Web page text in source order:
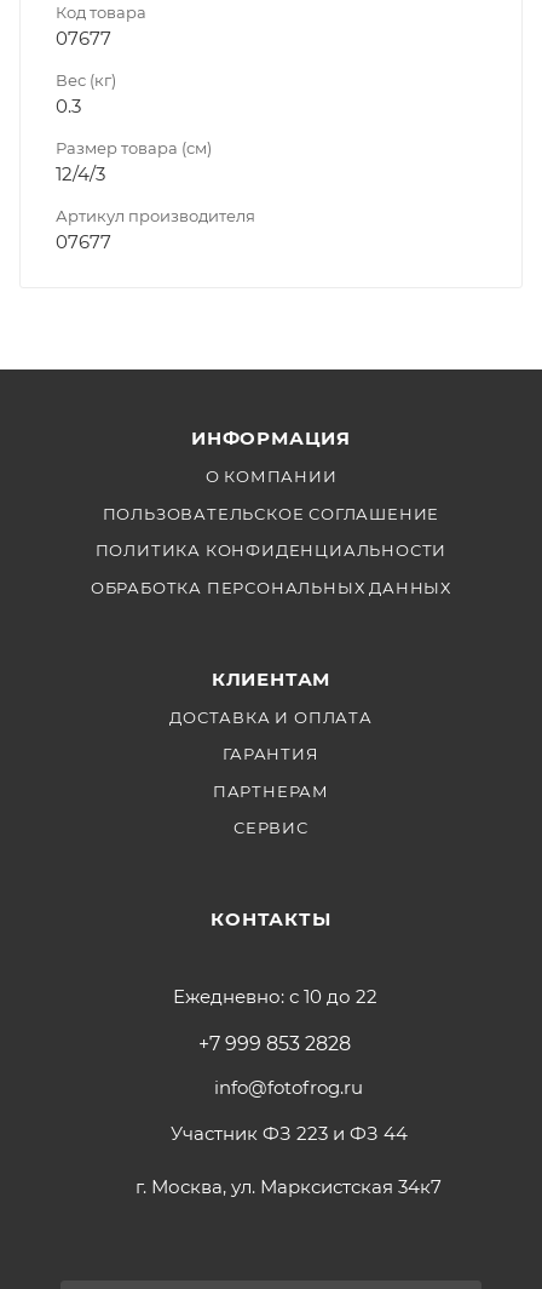
Код товара
07677
Вес (кг)
0.3
Размер товара (см)
12/4/3
Артикул производителя
07677
ИНФОРМАЦИЯ
О КОМПАНИИ
ПОЛЬЗОВАТЕЛЬСКОЕ СОГЛАШЕНИЕ
ПОЛИТИКА КОНФИДЕНЦИАЛЬНОСТИ
ОБРАБОТКА ПЕРСОНАЛЬНЫХ ДАННЫХ
КЛИЕНТАМ
ДОСТАВКА И ОПЛАТА
ГАРАНТИЯ
ПАРТНЕРАМ
СЕРВИС
КОНТАКТЫ
Ежедневно: с 10 до 22
+7 999 853 2828
info@fotofrog.ru
Участник ФЗ 223 и ФЗ 44
г. Москва, ул. Марксистская 34к7